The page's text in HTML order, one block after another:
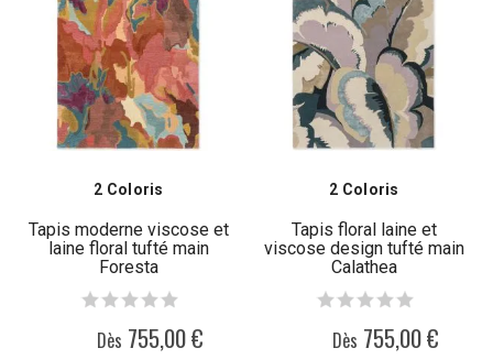
2 Coloris
Tapis moderne viscose et
laine floral tufté main
Foresta
Dès 755,00 €
2 Coloris
Tapis floral laine et
viscose design tufté main
Calathea
Dès 755,00 €